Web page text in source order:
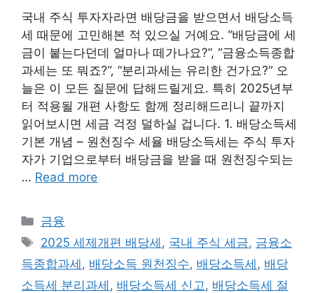
국내 주식 투자자라면 배당금을 받으면서 배당소득
세 때문에 고민해본 적 있으실 거예요. “배당금에 세
금이 붙는다던데 얼마나 떼가나요?”, “금융소득종합
과세는 또 뭐죠?”, “분리과세는 유리한 건가요?” 오
늘은 이 모든 질문에 답해드릴게요. 특히 2025년부
터 적용될 개편 사항도 함께 정리해드리니 끝까지
읽어보시면 세금 걱정 덜하실 겁니다. 1. 배당소득세
기본 개념 – 원천징수 세율 배당소득세는 주식 투자
자가 기업으로부터 배당금을 받을 때 원천징수되는
… Read more
Categories
금융
Tags
2025 세제개편 배당세 , 국내 주식 세금, 금융소
득종합과세 , 배당소득 원천징수, 배당소득세 , 배당
소득세 분리과세 , 배당소득세 신고 , 배당소득세 절